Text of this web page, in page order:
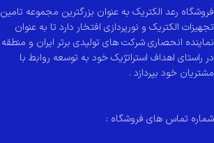
فروشگاه رعد الکتریک به عنوان بزرگترین مجموعه تامین
تجهیزات الکتریک و نورپردازی افتخار دارد تا به عنوان
نماینده انحصاری شرکت های تولیدی برتر ایران و منطقه
در راستای اهداف استراتژیک خود به توسعه روابط با
مشتریان خود بپردازد .
شماره تماس های فروشگاه :